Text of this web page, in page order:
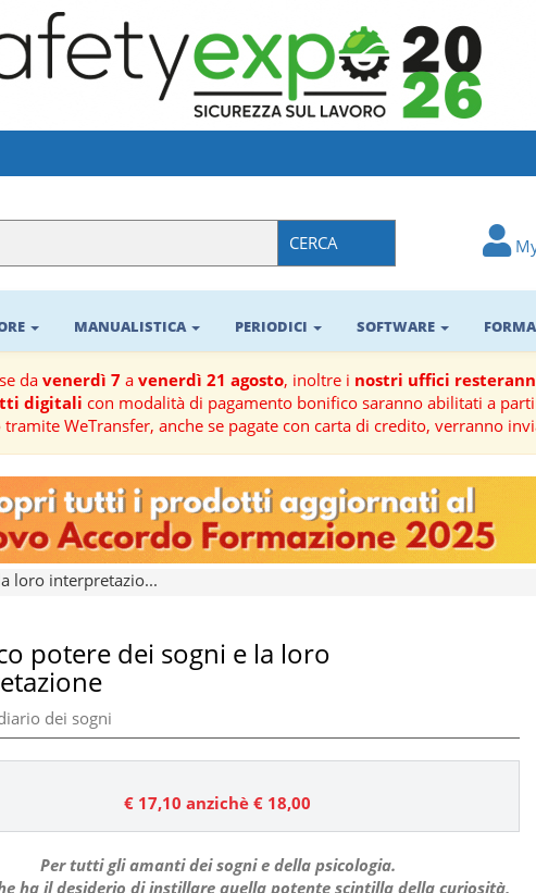
CERCA
MANUALISTICA PERIODICI SOFTWARE
davenerdì 7a venerdì 21 agosto, inoltre i nostri uffici
digitali con modalità di pagamento bonifico saranno abilitati a
tramite WeTransfer, anche se pagate con carta di credito, verranno
loro interpretazio...
potere dei sogni e la loro
dei sogni
€ 17,10 anzichè € 18,00
Per tutti gli amanti dei sogni e della psicologia.
ha il desiderio di instillare quella potente scintilla della curiosità,